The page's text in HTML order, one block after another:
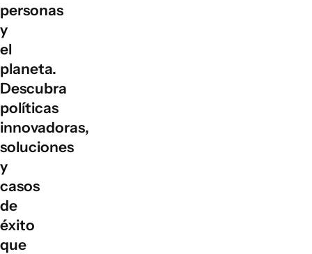
personas
y
el
planeta.
Descubra
políticas
innovadoras,
soluciones
y
casos
de
éxito
que